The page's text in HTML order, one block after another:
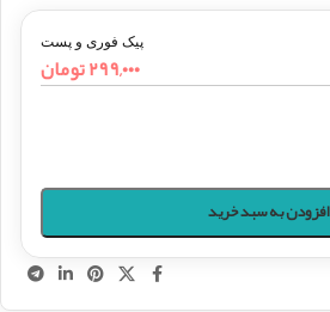
پیک فوری و پست
۲۹۹,۰۰۰تومان
افزودن به سبد خرید